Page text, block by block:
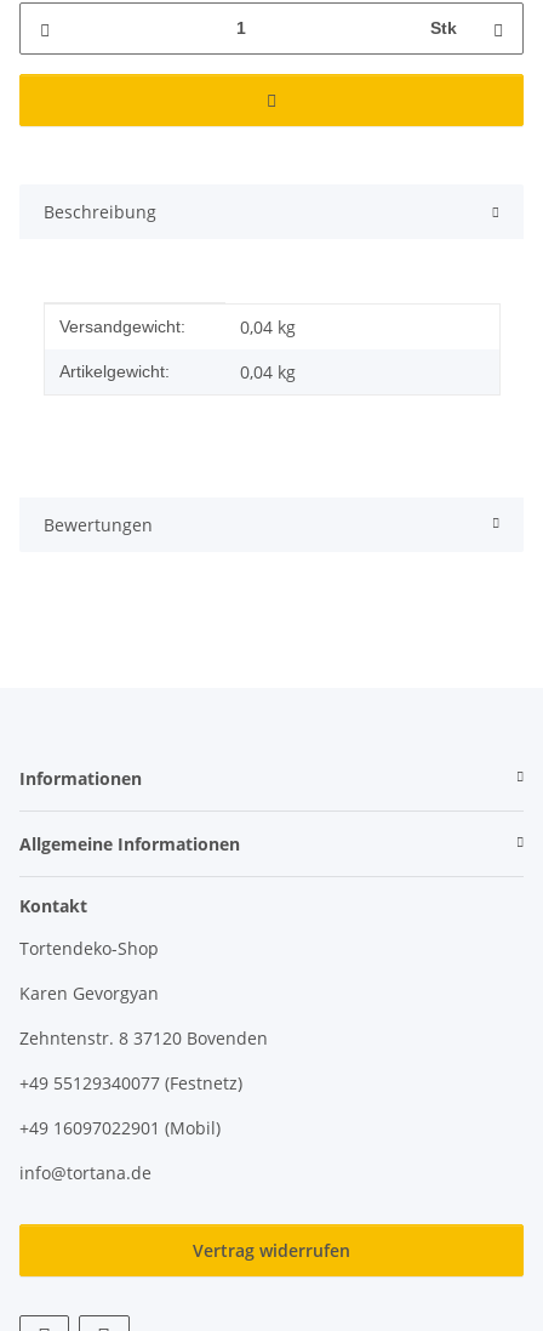
Stk
Beschreibung
Produkteigenschaft
Wert
Versandgewicht: 0,04 kg
Artikelgewicht: 0,04 kg
Bewertungen
Informationen
Allgemeine Informationen
Kontakt
Tortendeko-Shop
Karen Gevorgyan
Zehntenstr. 8 37120 Bovenden
+49 55129340077 (Festnetz)
+49 16097022901 (Mobil)
info@tortana.de
Vertrag widerrufen